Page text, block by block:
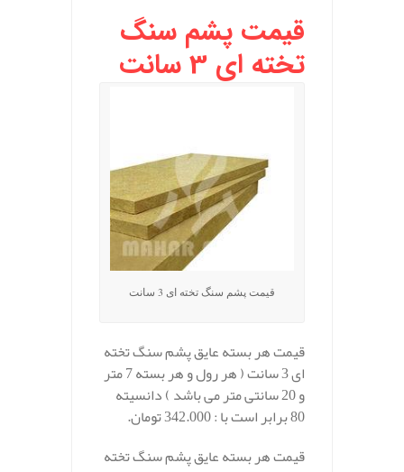
قیمت پشم سنگ
تخته ای 3 سانت
قیمت پشم سنگ تخته ای 3 سانت
قیمت هر بسته عایق پشم سنگ تخته
ای 3 سانت ( هر رول و هر بسته 7 متر
و 20 سانتی متر می باشد ) دانسیته
80 برابر است با : 342.000 تومان.
قیمت هر بسته عایق پشم سنگ تخته